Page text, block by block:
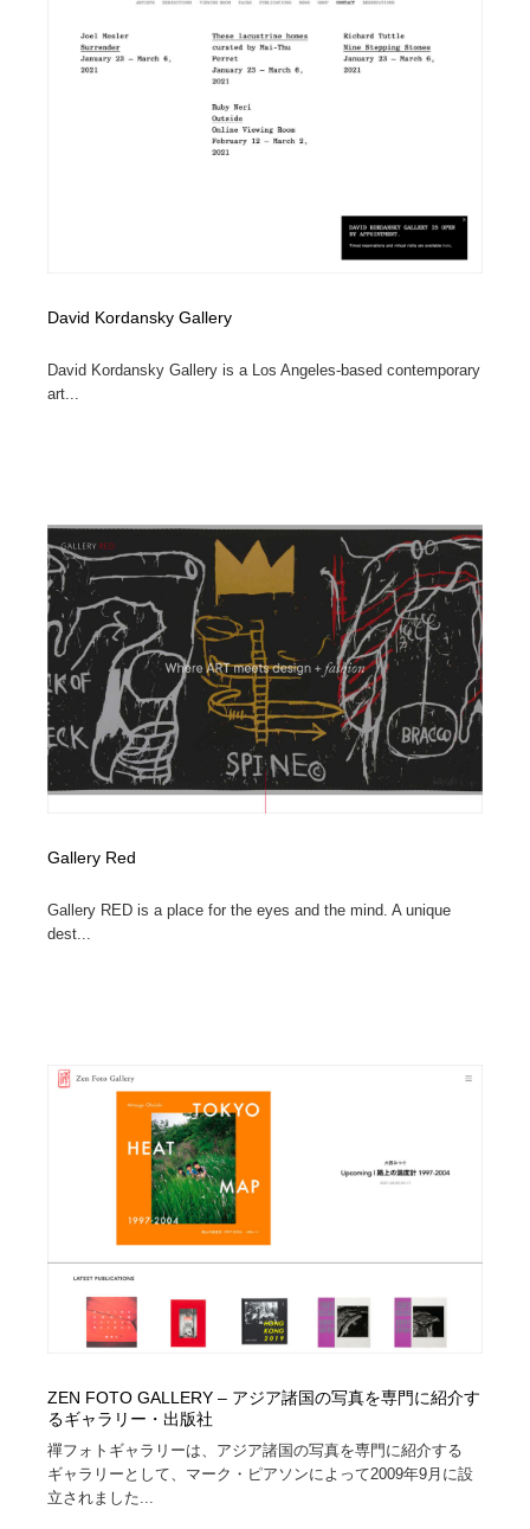
求人・採用・転職・就職・人材紹介
健康・医療・福祉・病院・歯医者・製薬・薬品
健康・医療・福祉・病院・歯医者・製薬・薬品
金融・銀行・投資・保険・M&A・商社
金融・銀行・投資・保険・M&A・商社
起業・事業支援・ボランティア・NPO
教育・スクール・保育・幼稚園・小中高・大学・専門学
システム開発・IT・決済・アプリ・ソフトウェア
システム開発・IT・決済・アプリ・ソフトウェア
テクノロジー・AI・人工知能・スマートホーム・オンラ
テクノロジー・AI・人工知能・スマートホーム・オンラ
日本伝統：着物・織物・舞踊・歌舞伎・茶道・華道・書
映画・アニメ・DVD・動画配信・放送・TV・ラジオ
音楽・アーティスト・楽器・舞台・演劇・ミュージカ
ル・ダンス
音楽・アーティスト・楽器・舞台・演劇・ミュージカ
ル・ダンス
152
芸能人・俳優・女優・タレント・モデル・芸能事務所
芸能人・俳優・女優・タレント・モデル・芸能事務所
42
キャンペーン・イベント・ワークショップ・コンペティ
ション
キャンペーン・イベント・ワークショップ・コンペティ
ション
77
マッチングサービス
マッチングサービス
アート・芸術・美術館・美術展・博物館・ギャラリー
アート・芸術・美術館・美術展・博物館・ギャラリー
383
鉛筆画・木炭画・デッサン・クロッキー
鉛筆画・木炭画・デッサン・クロッキー
グラフィティ・Graffiti・ストリートアート
Drawing Software / お絵かきソフト・アプリ・ブラシ
ニュース・マガジン・メディア・SNS・YouTube
ニュース・マガジン・メディア・SNS・YouTube
David Kordansky Gallery
David Kordansky Gallery is a Los Angeles-based contemporary
art...
Gallery Red
Gallery RED is a place for the eyes and the mind. A unique
dest...
ZEN FOTO GALLERY – アジア諸国の写真を専門に紹介す
るギャラリー・出版社
禪フォトギャラリーは、アジア諸国の写真を専門に紹介する
ギャラリーとして、マーク・ピアソンによって2009年9月に設
立されました...